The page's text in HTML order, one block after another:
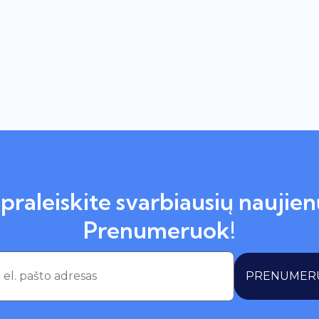
svarbiausių
Prenumeruok!